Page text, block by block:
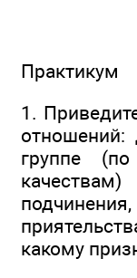
Практикум
1.
отношений:
группе
какому